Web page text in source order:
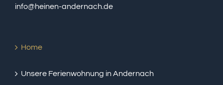
info@heinen-andernach.de
Home
Unsere Ferienwohnung in Andernach